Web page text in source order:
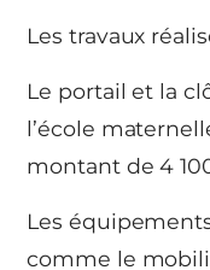
Les travaux
Le portail et la
l’école
montant de 4
Les
comme le